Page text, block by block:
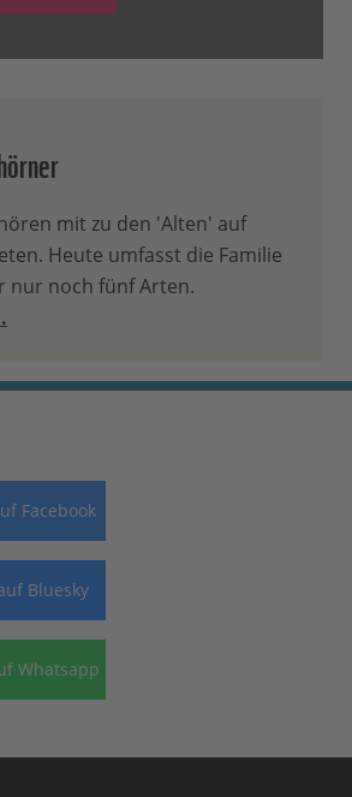
mit zu den 'Alten' auf
Heute umfasst die Familie
nur noch fünf Arten.
Facebook
Bluesky
Whatsapp